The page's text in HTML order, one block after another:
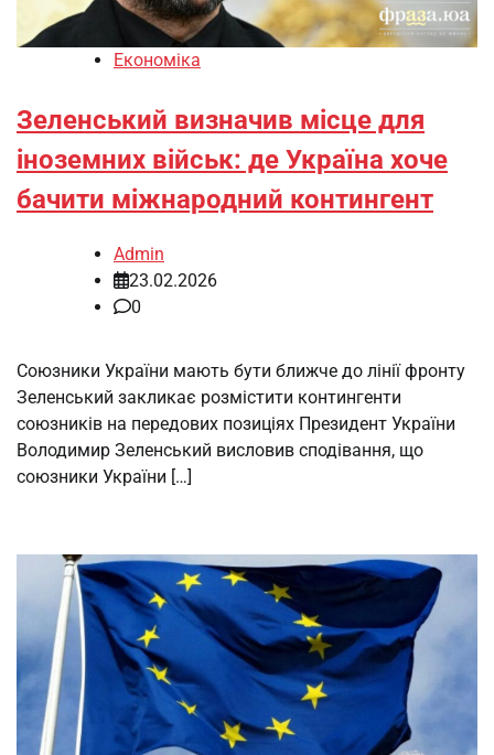
Економіка
Зеленський визначив місце для
іноземних військ: де Україна хоче
бачити міжнародний контингент
Admin
23.02.2026
0
Союзники України мають бути ближче до лінії фронту
Зеленський закликає розмістити контингенти
союзників на передових позиціях Президент України
Володимир Зеленський висловив сподівання, що
союзники України […]